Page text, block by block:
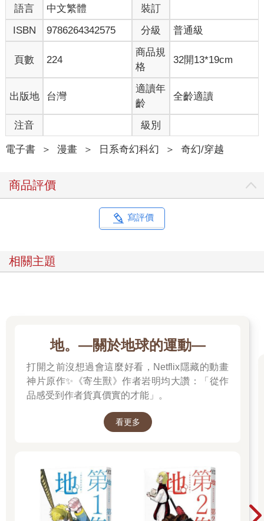
語言 中文繁體
裝訂
ISBN
9786264342575 分級 普通級
頁數 224
商品規
格
32開13*19cm
出版地 台灣
適讀年
齡
全齡適讀
注音 級別
電子書 ＞ 漫畫 ＞ 日系奇幻科幻 ＞ 奇幻/穿越
商品評價
寫評價
相關主題
地。—關於地球的運動—
打開之前沒想過會這麼好看，Netflix隱藏的動畫
神片原作✨《寄生獸》作者岩明均大讚：「從作
品感受到作者貨真價實的才能」。
看更多